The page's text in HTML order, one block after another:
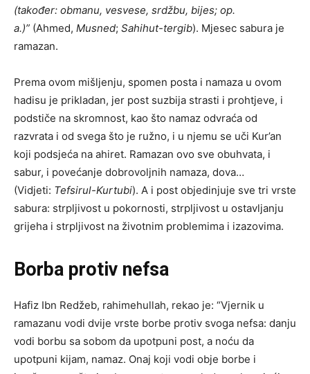
(također: obmanu, vesvese, srdžbu, bijes; op.
a.)” (Ahmed, Musned; Sahihut-tergib). Mjesec sabura je
ramazan.
Prema ovom mišljenju, spomen posta i namaza u ovom
hadisu je prikladan, jer post suzbija strasti i prohtjeve, i
podstiče na skromnost, kao što namaz odvraća od
razvrata i od svega što je ružno, i u njemu se uči Kur’an
koji podsjeća na ahiret. Ramazan ovo sve obuhvata, i
sabur, i povećanje dobrovoljnih namaza, dova…
(Vidjeti: Tefsirul-Kurtubi). A i post objedinjuje sve tri vrste
sabura: strpljivost u pokornosti, strpljivost u ostavljanju
grijeha i strpljivost na životnim problemima i izazovima.
Borba protiv nefsa
Hafiz Ibn Redžeb, rahimehullah, rekao je: “Vjernik u
ramazanu vodi dvije vrste borbe protiv svoga nefsa: danju
vodi borbu sa sobom da upotpuni post, a noću da
upotpuni kijam, namaz. Onaj koji vodi obje borbe i